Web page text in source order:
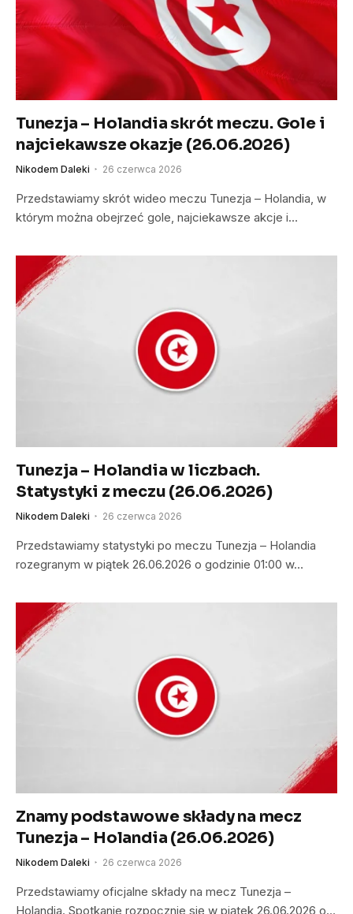
Tunezja – Holandia skrót meczu. Gole i
najciekawsze okazje (26.06.2026)
Nikodem Daleki 26 czerwca 2026
Przedstawiamy skrót wideo meczu Tunezja – Holandia, w
którym można obejrzeć gole, najciekawsze akcje i…
Tunezja – Holandia w liczbach.
Statystyki z meczu (26.06.2026)
Nikodem Daleki 26 czerwca 2026
Przedstawiamy statystyki po meczu Tunezja – Holandia
rozegranym w piątek 26.06.2026 o godzinie 01:00 w…
Znamy podstawowe składy na mecz
Tunezja – Holandia (26.06.2026)
Nikodem Daleki 26 czerwca 2026
Przedstawiamy oficjalne składy na mecz Tunezja –
Holandia. Spotkanie rozpocznie się w piątek 26.06.2026 o…